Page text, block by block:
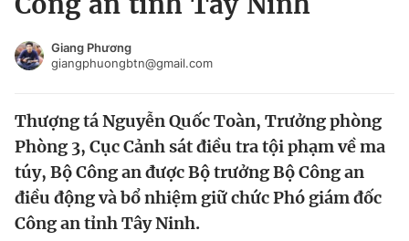
Chào ngày mới Tin 24h
Video Magazine
Sản phẩm khác
Đăng xuất
Giang Phương
giangphuongbtn@gmail.com
Thượng tá Nguyễn Quốc Toàn, Trưởng phòng
Phòng 3, Cục Cảnh sát điều tra tội phạm về ma
túy, Bộ Công an được Bộ trưởng Bộ Công an
điều động và bổ nhiệm giữ chức Phó giám đốc
Công an tỉnh Tây Ninh.